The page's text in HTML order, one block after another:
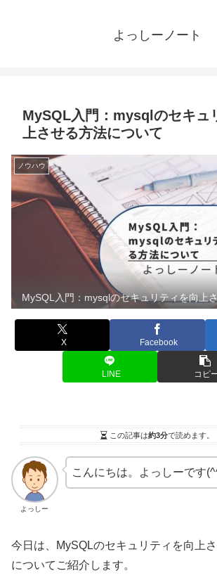
よっしーノート
MySQL入門：mysqlのセキュ
上させる方法について
ノウハウ
MySQL入門：mysqlのセキュリティを向上
X Facebook
LINE コピ
この記事は約3分で読めます。
よっしー
こんにちは。よっしーです
今日は、MySQLのセキュリティを向上
についてご紹介します。